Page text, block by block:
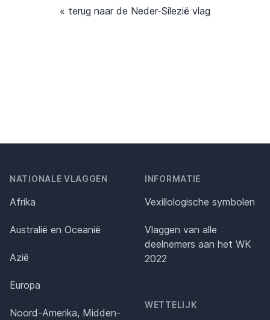
« terug naar de Neder-Silezië vlag
NATIONALE VLAGGEN
Afrika
Australië en Oceanië
Azië
Europa
Noord-Amerika, Midden-
INFORMATIE
Vexillologische symbolen
Vlaggen van alle
deelnemers aan het WK
2022
WETTELIJK